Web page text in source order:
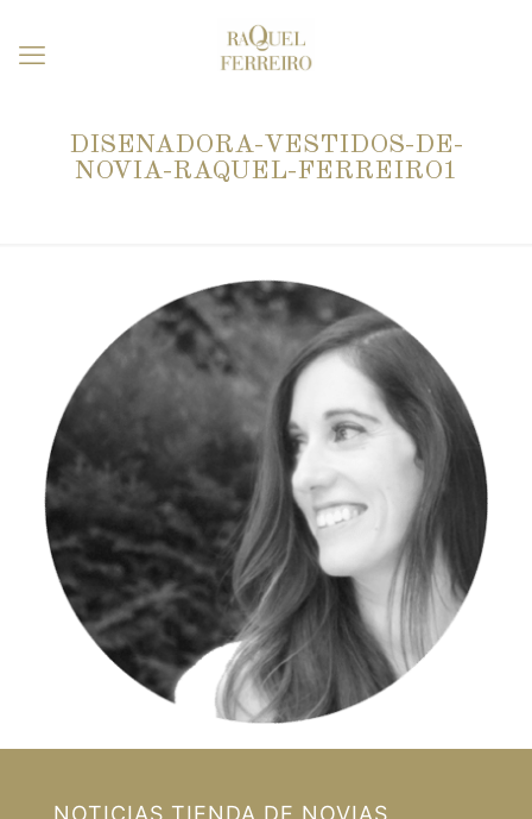
DISENADORA-VESTIDOS-DE-
NOVIA-RAQUEL-FERREIRO1